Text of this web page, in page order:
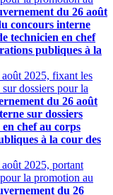
du 26 août
concours interne
technicien en chef
publiques à la
2025, fixant les
dossiers pour la
du 26 août
sur dossiers
chef au corps
à la cour des
2025, portant
la promotion au
du 26